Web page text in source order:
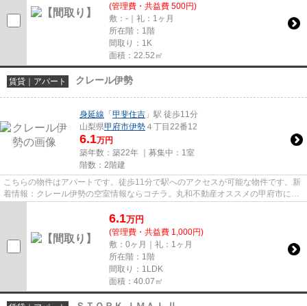
(管理費・共益費 500円)
敷：-｜礼：1ヶ月
所在階：1階
間取り：1K
面積：22.52㎡
賃貸｜アパート クレール伊勢
身延線 「 甲斐住吉 」駅 徒歩11分
山梨県甲府市伊勢 ４丁目22番12
6.1万円
築年数：築22年 ｜募集中： 1室
階数：2階建
こちらの物件はアパートです。徒歩11分で駅へのアクセスが可能な物件です。新
着情報：クレール伊勢の空室情報ならコチラ。丸和不動産オススメの甲府市にあ
6.1万円
(管理費・共益費 1,000円)
敷：0ヶ月｜礼：1ヶ月
所在階：1階
間取り：1LDK
面積：40.07㎡